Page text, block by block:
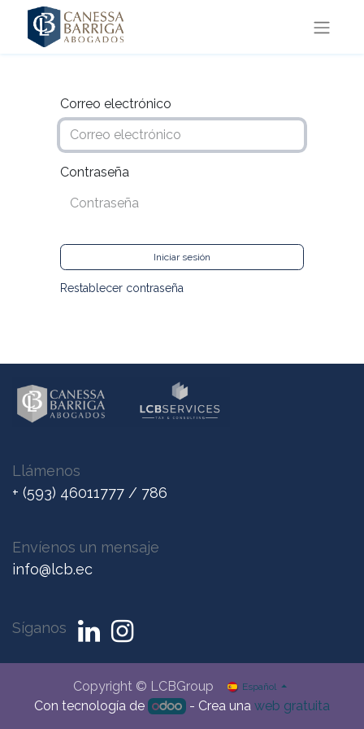
Correo electrónico
Contraseña
Iniciar sesión
Restablecer contraseña
Llámenos
+ (593) 46011777 / 786
Envíenos un mensaje
info@lcb.ec
Síganos
Copyright © LCBGroup Español
Con tecnología de - Crea una web gratuita